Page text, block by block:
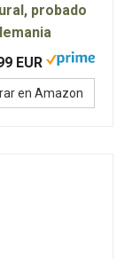
probado
EUR
en Amazon